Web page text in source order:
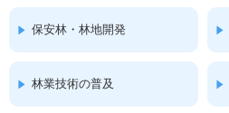
保安林・林地開発
林業技術の普及